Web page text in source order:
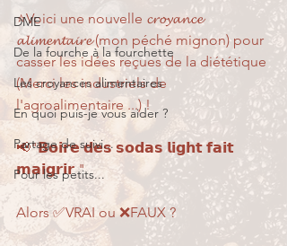
DME
De la fourche à la fourchette
Les croyances alimentaires
En quoi puis-je vous aider ?
Partage de suivi...
Pour les petits...
⭐Voici une nouvelle 𝓬𝓻𝓸𝔂𝓪𝓷𝓬𝓮
𝓪𝓵𝓲𝓶𝓮𝓷𝓽𝓪𝓲𝓻𝓮 (mon péché mignon) pour
casser les idées reçues de la diététique
(Merci les industriels de
l'agroalimentaire ...) !
📢"𝗕𝗼𝗶𝗿𝗲 𝗱𝗲𝘀 𝘀𝗼𝗱𝗮𝘀 𝗹𝗶𝗴𝗵𝘁 𝗳𝗮𝗶𝘁
𝗺𝗮𝗶𝗴𝗿𝗶𝗿 "
Alors ✅VRAI ou ❌FAUX ?